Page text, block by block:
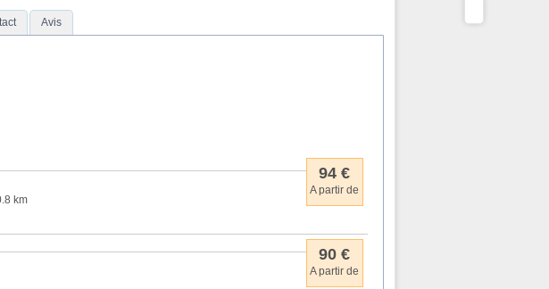
Avis
94 €
A partir de
km
90 €
A partir de